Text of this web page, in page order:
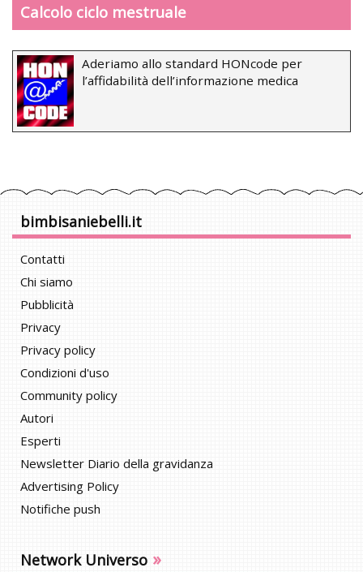
Calcolo ciclo mestruale
Aderiamo allo standard HONcode per
l’affidabilità dell’informazione medica
bimbisaniebelli.it
Contatti
Chi siamo
Pubblicità
Privacy
Privacy policy
Condizioni d'uso
Community policy
Autori
Esperti
Newsletter Diario della gravidanza
Advertising Policy
Notifiche push
Network Universo »